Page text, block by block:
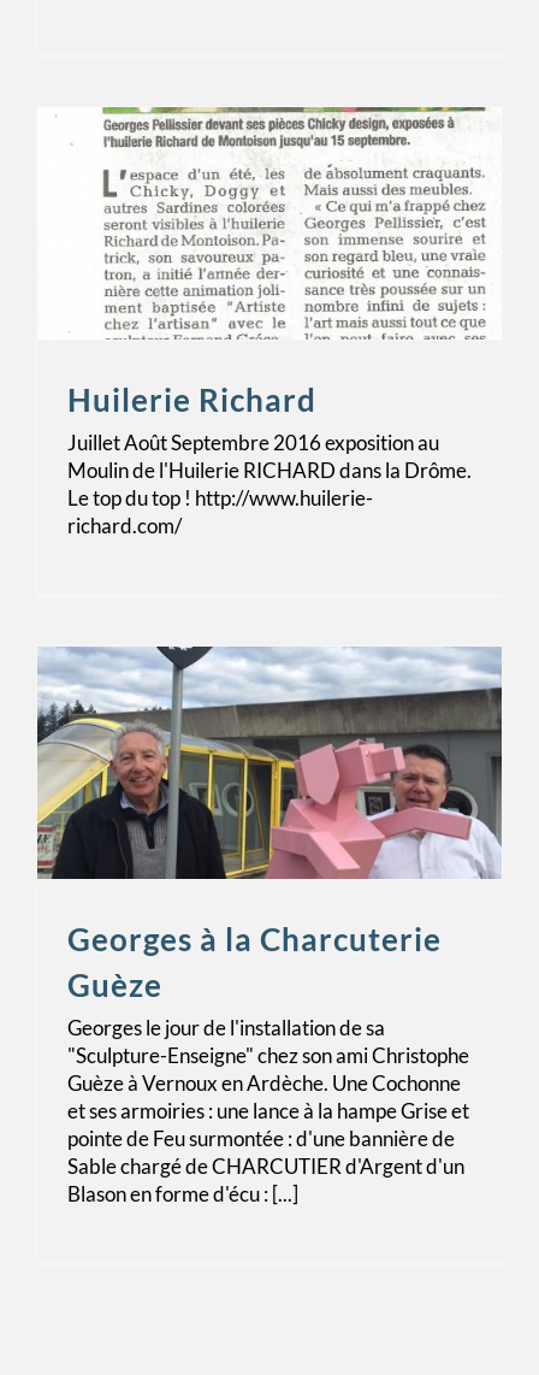
Huilerie Richard
Juillet Août Septembre 2016 exposition au
Moulin de l'Huilerie RICHARD dans la Drôme.
Le top du top ! http://www.huilerie-
richard.com/
Georges à la Charcuterie
Guèze
Georges le jour de l'installation de sa
"Sculpture-Enseigne" chez son ami Christophe
Guèze à Vernoux en Ardèche. Une Cochonne
et ses armoiries : une lance à la hampe Grise et
pointe de Feu surmontée : d'une bannière de
Sable chargé de CHARCUTIER d'Argent d'un
Blason en forme d'écu : [...]